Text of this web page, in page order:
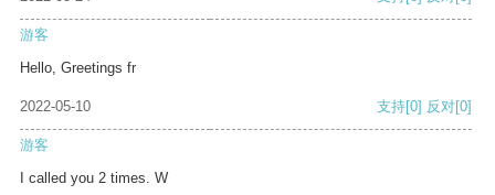
游客
Hello, Greetings fr
2022-05-10 支持[0] 反对[0]
游客
I called you 2 times. W